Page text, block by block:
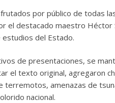
por público de todas
el destacado maestro Héctor
estudios del Estado.
de presentaciones, se
el texto original, agregaron
terremotos, amenazas de
nacional.